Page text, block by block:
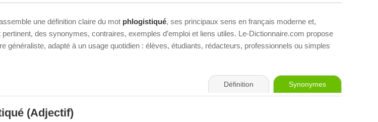
une définition claire du mot phlogistiqué, ses principaux sens en français moderne et,
pertinent, des synonymes, contraires, exemples d’emploi et liens utiles. Le-Dictionnaire.com propose
généraliste, adapté à un usage quotidien : élèves, étudiants, rédacteurs, professionnels ou simples
Définition Synonymes
(Adjectif)